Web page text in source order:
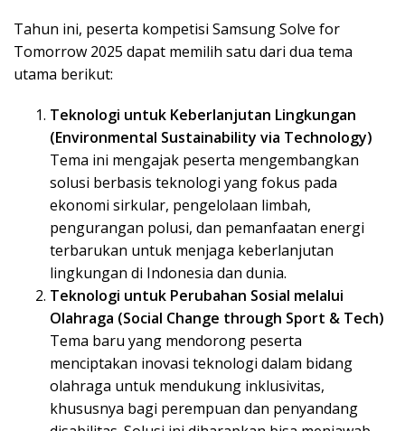
Tahun ini, peserta kompetisi Samsung Solve for
Tomorrow 2025 dapat memilih satu dari dua tema
utama berikut:
Teknologi untuk Keberlanjutan Lingkungan
(Environmental Sustainability via Technology)
Tema ini mengajak peserta mengembangkan
solusi berbasis teknologi yang fokus pada
ekonomi sirkular, pengelolaan limbah,
pengurangan polusi, dan pemanfaatan energi
terbarukan untuk menjaga keberlanjutan
lingkungan di Indonesia dan dunia.
Teknologi untuk Perubahan Sosial melalui
Olahraga (Social Change through Sport & Tech)
Tema baru yang mendorong peserta
menciptakan inovasi teknologi dalam bidang
olahraga untuk mendukung inklusivitas,
khususnya bagi perempuan dan penyandang